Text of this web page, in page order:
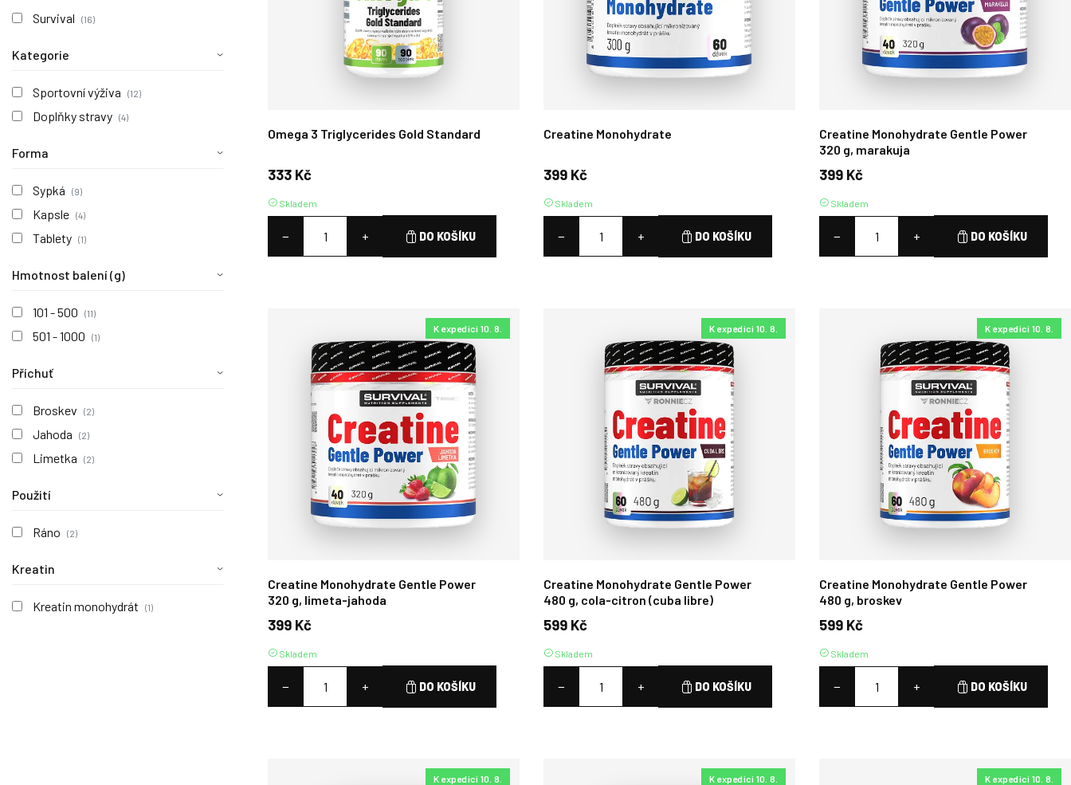
Survival (16)
Kategorie
Sportovní výživa (12)
Doplňky stravy (4)
Forma
Sypká (9)
Kapsle (4)
Tablety (1)
Hmotnost balení (g)
101 - 500 (11)
501 - 1000 (1)
Příchuť
Broskev (2)
Jahoda (2)
Limetka (2)
Použití
Ráno (2)
Kreatin
Kreatin monohydrát (1)
Omega 3 Triglycerides Gold Standard
333 Kč
Skladem
− + DO KOŠÍKU
Creatine Monohydrate
399 Kč
Skladem
− + DO KOŠÍKU
Creatine Monohydrate Gentle Power
320 g, marakuja
399 Kč
Skladem
− + DO KOŠÍKU
K expedici 10. 8.
Creatine Monohydrate Gentle Power
320 g, limeta‑jahoda
399 Kč
Skladem
− + DO KOŠÍKU
K expedici 10. 8.
Creatine Monohydrate Gentle Power
480 g, cola‑citron (cuba libre)
599 Kč
Skladem
− + DO KOŠÍKU
K expedici 10. 8.
Creatine Monohydrate Gentle Power
480 g, broskev
599 Kč
Skladem
− + DO KOŠÍKU
K expedici 10. 8. K expedici 10. 8. K expedici 10. 8.